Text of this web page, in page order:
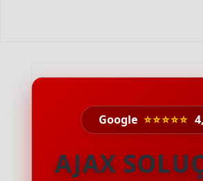
Google ⭐⭐⭐⭐⭐
AJAX